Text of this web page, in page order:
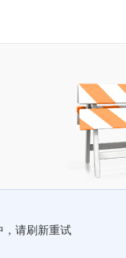
，请刷新重试